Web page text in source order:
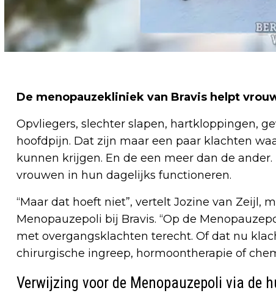
De menopauzekliniek van Bravis helpt
Opvliegers, slechter slapen, hartkloppingen,
hoofdpijn. Dat zijn maar een paar klachten
kunnen krijgen. En de een meer dan de
vrouwen in hun dagelijks functioneren.
“Maar dat hoeft niet”, vertelt Jozine van Zeijl,
Menopauzepoli bij Bravis. “Op de
met overgangsklachten terecht. Of dat nu
chirurgische ingreep, hormoontherapie of
Verwijzing voor de Menopauzepoli via de